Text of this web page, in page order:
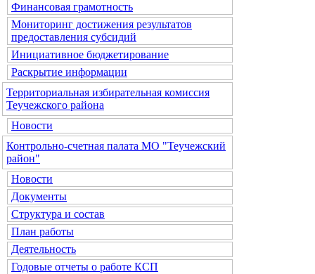
Финансовая грамотность
Мониторинг достижения результатов
предоставления субсидий
Инициативное бюджетирование
Раскрытие информации
Территориальная избирательная комиссия
Теучежского района
Новости
Контрольно-счетная палата МО "Теучежский
район"
Новости
Документы
Структура и состав
План работы
Деятельность
Годовые отчеты о работе КСП